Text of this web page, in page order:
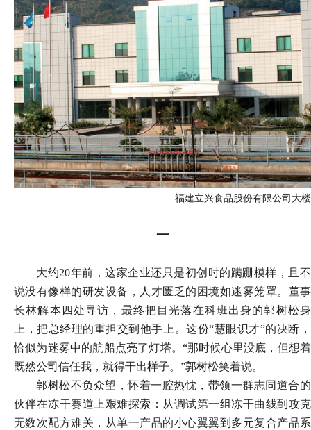
福建立兴食品股份有限公司大楼
一
大约20年前，这家企业还只是初创时的蹒跚模样，且不
说没有像样的研发设备，人才匮乏的困境如迷雾笼罩。董事
长林解本四处寻访，最终把目光落在科班出身的郭树松身
上，把总经理的重担交到他手上。这份“慧眼识才”的决断，
恰似为迷雾中的航船点亮了灯塔。“那时候心里没底，但想着
既然公司信任我，就得干出样子。”郭树松笑着说。
郭树松不负众望，怀着一腔热忱，带领一群志同道合的
伙伴在冻干赛道上艰难探索：从调试第一组冻干曲线到攻克
无数次配方难关，从单一产品的小心翼翼到多元复合产品系